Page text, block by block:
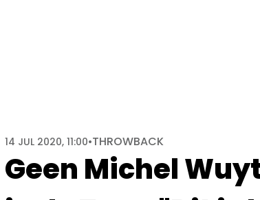
Geen Michel
14 JUL 2020, 11:00•THROWBACK